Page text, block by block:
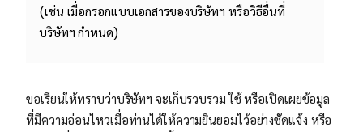
(เช่น เมื่อกรอกแบบเอกสารของบริษัทฯ หรือวิธีอื่นที่
บริษัทฯ กําหนด)
ขอเรียนให้ทราบว่าบริษัทฯ จะเก็บรวบรวม ใช้ หรือเปิดเผยข้อมูล
ที่มีความอ่อนไหวเมื่อท่านได้ให้ความยินยอมไว้อย่างชัดแจ้ง หรือ